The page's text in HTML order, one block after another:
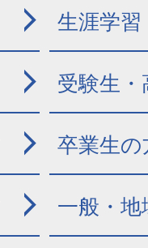
生涯学習
受験生
卒業生の
一般・地